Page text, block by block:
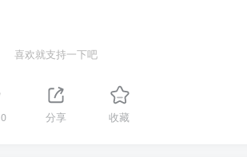
喜欢就支持一下吧
0 分享 收藏